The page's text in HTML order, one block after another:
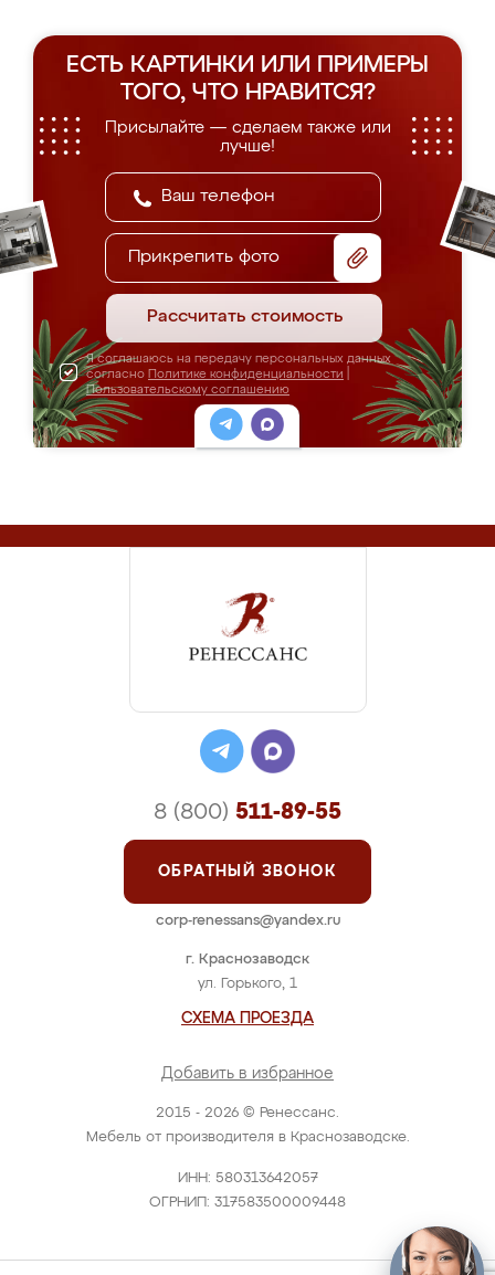
ЕСТЬ КАРТИНКИ ИЛИ ПРИМЕРЫ
ТОГО, ЧТО НРАВИТСЯ?
Присылайте — сделаем также или
лучше!
Прикрепить фото
Рассчитать стоимость
Я соглашаюсь на передачу персональных данных
согласно Политике конфиденциальности
Пользовательскому соглашению
2015 - 2026 © Ренессанс.
Мебель от производителя в Краснозаводске.
ИНН: 580313642057
ОГРНИП: 317583500009448
г. Краснозаводск
ул. Горького, 1
СХЕМА ПРОЕЗДА
Добавить в избранное
8 (800) 511-89-55
ОБРАТНЫЙ ЗВОНОК
corp-renessans@yandex.ru